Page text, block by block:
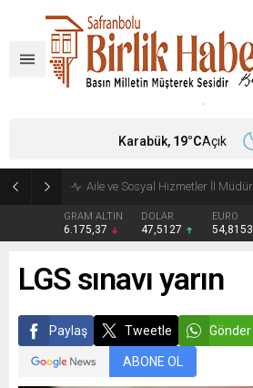
GRAM ALTIN
6.175,37
DOLAR
47,5127
EURO
54,8153
Karabük, 19°CAçık
LGS sınavı yarın
Paylaş Tweetle Gönder
ABONE OL